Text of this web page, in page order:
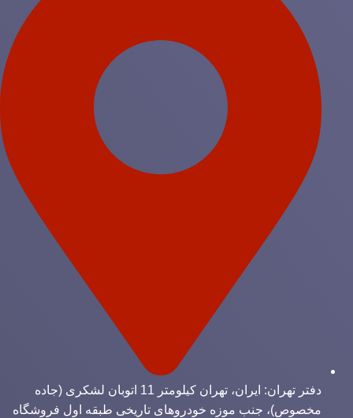
دفتر تهران: ایران، تهران کیلومتر 11 اتوبان لشکری (جاده
مخصوص)، جنب موزه خودروهای تاریخی طبقه اول فروشگاه